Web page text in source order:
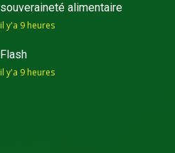
souveraineté alimentaire
il y'a 9 heures
Flash
il y'a 9 heures